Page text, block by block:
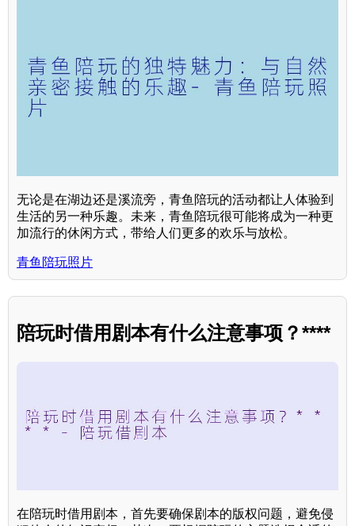
无论是在湖边还是溪流旁，青鱼陪玩的活动都让人体验到
生活的另一种乐趣。未来，青鱼陪玩很可能将成为一种更
加流行的休闲方式，带给人们更多的欢乐与放松。
青鱼陪玩照片
陪玩时借用剧本有什么注意事项？****
在陪玩时借用剧本，首先要确保剧本的版权问题，避免侵